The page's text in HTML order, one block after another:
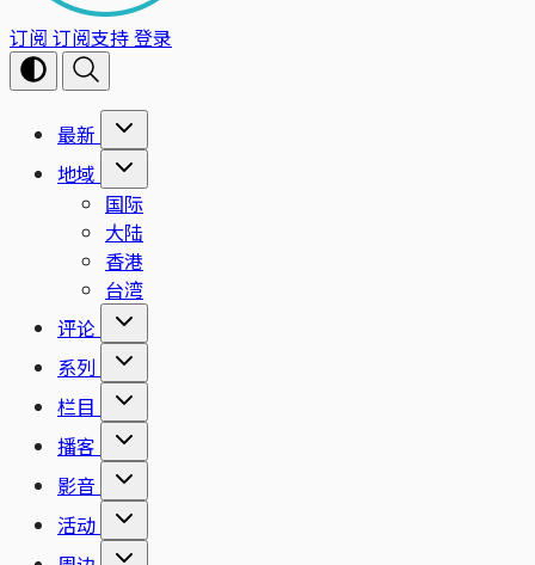
订阅 订阅支持登录
最新
地域
国际
大陆
香港
台湾
评论
系列
栏目
播客
影音
活动